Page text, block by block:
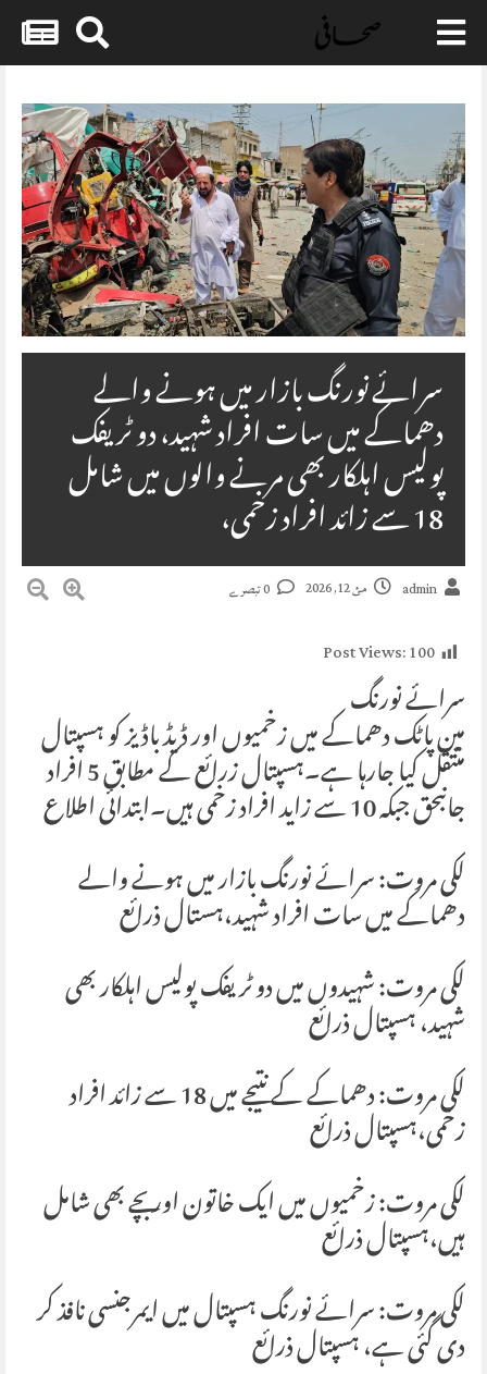
Skip
content
سرائے نورنگ بازار میں ہونے والے
دھماکے میں سات افراد شہید، دو ٹریفک
پولیس اہلکار بھی مرنے والوں میں شامل
18 سے زائد افراد زخمی،
admin مئ 12, 2026
Post Views:100
سرائے نورنگ
مین پاٹک دھماکے میں زخمیوں اور ڈیڈ باڈیز کو ہسپتال
منتقل کیا جارہا ہے۔ہسپتال زرائع کے مطابق 5 افراد
جانبحق جبکہ 10 سے زاید افراد زخمی ہیں۔ابتدائی اطلاع
لکی مروت: سرائے نورنگ بازار میں ہونے والے
دھماکے میں سات افراد شہید،ہستال ذرائع
لکی مروت: شہیدوں میں دو ٹریفک پولیس اہلکار بھی
شہید، ہسپتال ذرائع
لکی مروت: دھماکے کے نتیجے میں 18 سے زائد افراد
زخمی،ہسپتال ذرائع
لکی مروت: زخمیوں میں ایک خاتون اور بچے بھی شامل
ہیں،ہسپتال ذرائع
لکی مروت: سرائے نورنگ ہسپتال میں ایمرجنسی نافذ کر
دی گئی ہے، ہسپتال ذرائع